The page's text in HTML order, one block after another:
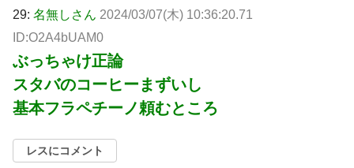
29: 名無しさん 2024/03/07(木) 10:36:20.71
ID:O2A4bUAM0
ぶっちゃけ正論
スタバのコーヒーまずいし
基本フラペチーノ頼むところ
レスにコメント